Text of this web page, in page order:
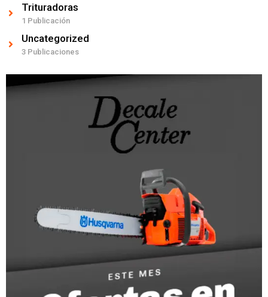
Trituradoras
1 Publicación
Uncategorized
3 Publicaciones